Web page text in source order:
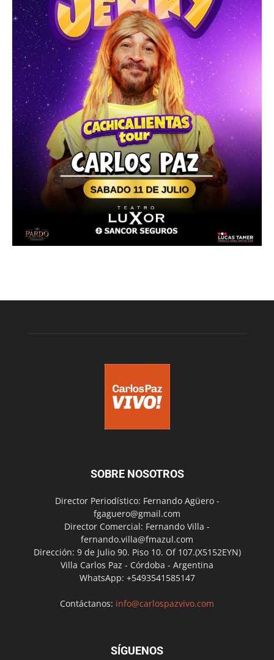
SOBRE NOSOTROS
Director Periodístico: Fernando Agüero -
fgaguero@gmail.com
Director Comercial: Fernando Villa -
fernando.villa@fmazul.com
Dirección: 9 de Julio 90. Piso 10. Of 107.(X5152EYN)
Villa Carlos Paz - Córdoba - Argentina
WhatsApp: +5493541585147
Contáctanos: info@carlospazvivo.com
SÍGUENOS